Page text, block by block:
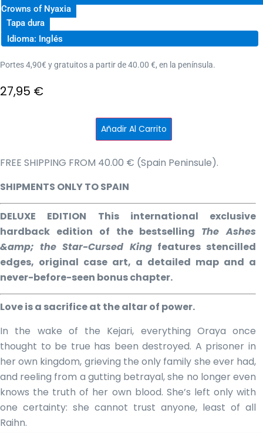
Crowns of Nyaxia
Tapa dura
Idioma: Inglés
Portes 4,90€ y gratuitos a partir de 40.00 €, en la península.
27,95 €
Cursed
Añadir Al Carrito
FREE SHIPPING FROM 40.00 € (Spain Peninsule).
SHIPMENTS ONLY TO SPAIN
DELUXE EDITION This international exclusive
hardback edition of the bestselling The Ashes
&amp; the Star-Cursed Kingfeatures stencilled
edges, original case art, a detailed map and a
never-before-seen bonus chapter.
Love is a sacrifice at the altar of power.
In the wake of the Kejari, everything Oraya once
thought to be true has been destroyed. A prisoner in
her own kingdom, grieving the only family she ever had,
and reeling from a gutting betrayal, she no longer even
knows the truth of her own blood. She’s left only with
one certainty: she cannot trust anyone, least of all
Raihn.